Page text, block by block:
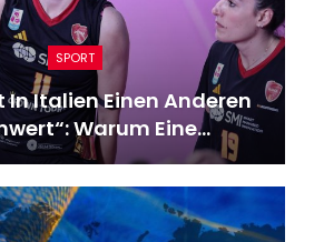
SPORT
In Italien Einen Anderen
Warum Eine…